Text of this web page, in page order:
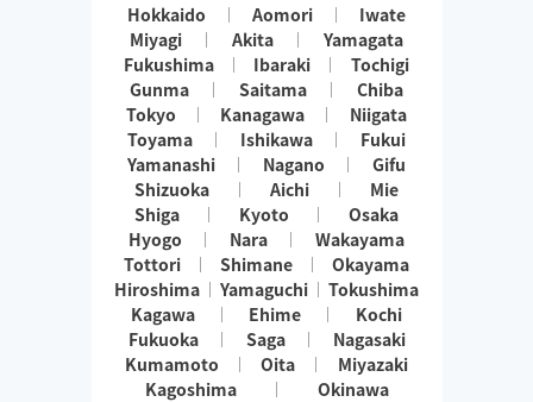
Hokkaido Aomori
Iwate
Miyagi
Akita
Yamagata
Fukushima
Ibaraki
Tochigi
Gunma
Saitama
Chiba
Tokyo
Kanagawa
Niigata
Toyama
Ishikawa
Fukui
Yamanashi
Nagano
Gifu
Shizuoka
Aichi
Mie
Shiga
Kyoto
Osaka
Hyogo
Nara
Wakayama
Tottori
Shimane
Okayama
Hiroshima
Yamaguchi
Tokushima
Kagawa
Ehime
Kochi
Fukuoka
Saga
Nagasaki
Kumamoto
Oita
Miyazaki
Kagoshima
Okinawa